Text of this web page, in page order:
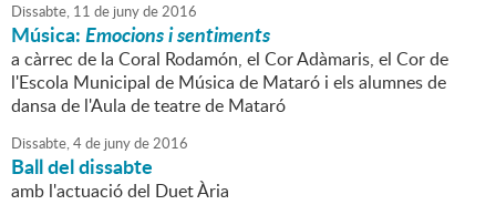
Dissabte, 11 de junyde2016
Música:Emocions i sentiments
a càrrec de la Coral Rodamón, el Cor Adàmaris, el Cor de
l'Escola Municipal de Música de Mataró i els alumnes de
dansa de l'Aula de teatre de Mataró
Dissabte,4de junyde2016
Ball del dissabte
amb l'actuació del Duet Ària